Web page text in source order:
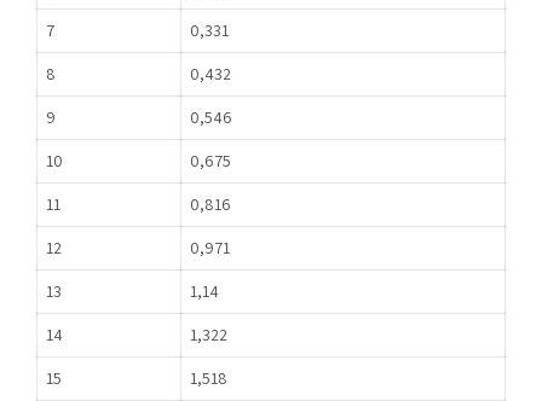
7
0,331
8
0,432
9
0,546
10
0,675
11
0,816
12
0,971
13
1,14
14
1,322
15
1,518